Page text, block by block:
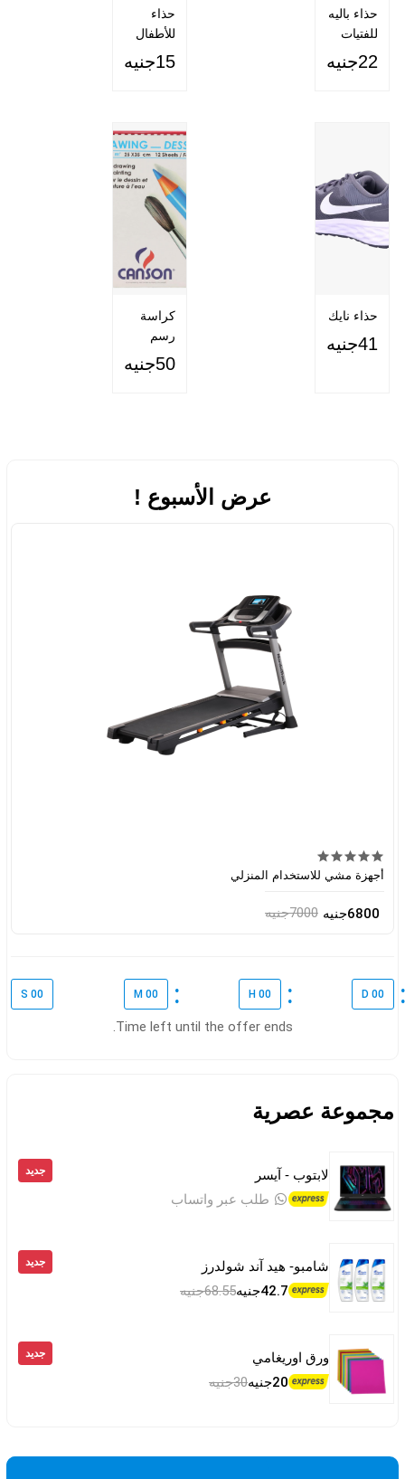
عرض الأسبوع !
أجهزة مشي للاستخدام المنزلي
6800جنيه 7000جنيه
00
00
00
00
Time left until the offer ends.
مجموعة عصرية
جديد لابتوب - آيسر
طلب عبر واتساب
جديد شامبو- هيد آند شولدرز
42.7جنيه 68.55جنيه
جديد ورق اوريغامي
20جنيه 30جنيه
حذاء باليه
للفتيات
22جنيه
حذاء
للأطفال
15جنيه
حذاء نايك
41جنيه
كراسة
رسم
كانسون
25*35سم
50جنيه